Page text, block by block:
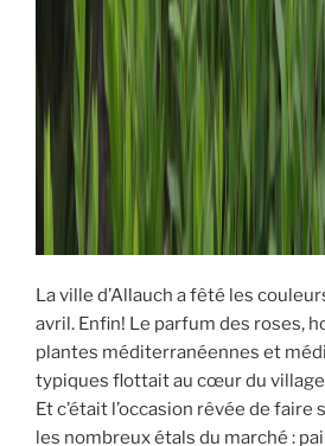
La ville d’Allauch a fêté les
avril. Enfin! Le parfum des roses,
plantes méditerranéennes et
typiques flottait au cœur du
Et c’était l’occasion rêvée de
les nombreux étals du marché :